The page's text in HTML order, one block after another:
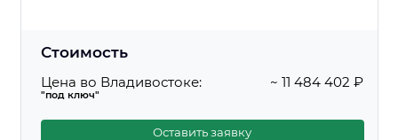
Стоимость
Цена во Владивостоке:
"под ключ"
~ 11 484 402 ₽
Оставить заявку